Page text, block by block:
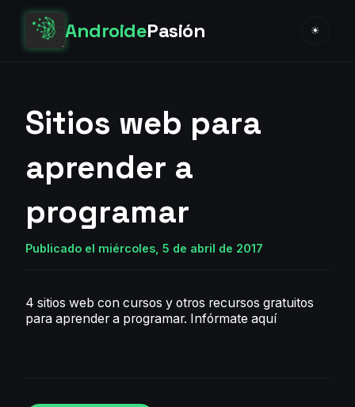
AndroidePasión ☀
Sitios web para
aprender a
programar
Publicado el miércoles, 5 de abril de 2017
4 sitios web con cursos y otros recursos gratuitos
para aprender a programar. Infórmate aquí